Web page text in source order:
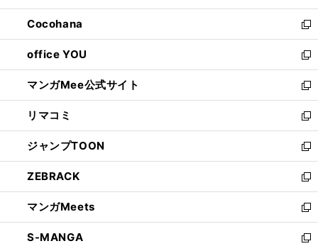
開
く
ウ
で
開
く
ン
ド
ウ
で
開
く
し
い
ウ
ィ
ン
ド
ウ
で
開
く
Cocohana
新
し
い
ウ
ィ
ン
ド
ウ
で
開
く
office YOU
新
し
い
ウ
ィ
ン
ド
ウ
で
開
く
マンガMee公式サイト
新
し
い
ウ
ィ
ン
ド
ウ
で
開
く
リマコミ
新
し
い
ウ
ィ
ン
ド
ウ
で
ジャンプTOON
新
し
い
ウ
ィ
ン
ド
ZEBRACK
新
し
い
ウ
ィ
マンガMeets
新
し
い
S-MANGA
新